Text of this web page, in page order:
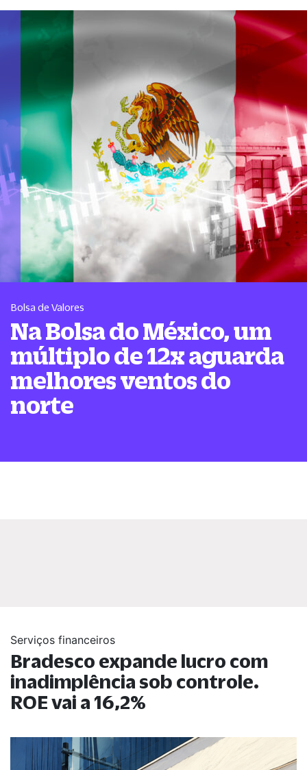
Bolsa de Valores
Na Bolsa do México, um
múltiplo de 12x aguarda
melhores ventos do
norte
Serviços financeiros
Bradesco expande lucro com
inadimplência sob controle.
ROE vai a 16,2%